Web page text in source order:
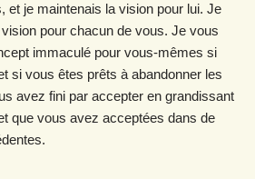
et je maintenais la vision pour lui. Je
pour chacun de vous. Je vous
immaculé pour vous-mêmes si
si vous êtes prêts à abandonner les
avez fini par accepter en grandissant
que vous avez acceptées dans de